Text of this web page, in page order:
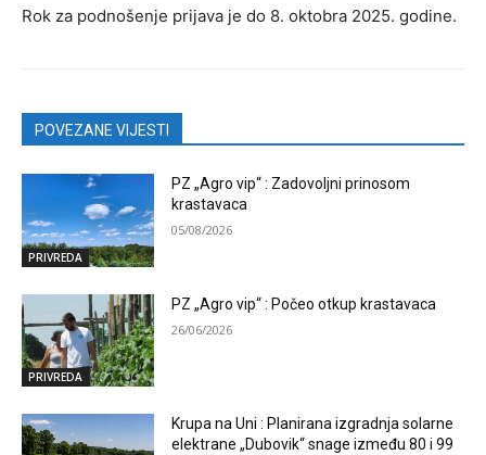
Rok za podnošenje prijava je do 8. oktobra 2025. godine.
POVEZANE VIJESTI
PRIVREDA
PZ „Agro vip“ : Zadovoljni prinosom
krastavaca
05/08/2026
PRIVREDA
PZ „Agro vip“ : Počeo otkup krastavaca
26/06/2026
Krupa na Uni : Planirana izgradnja solarne
elektrane „Dubovik“ snage između 80 i 99